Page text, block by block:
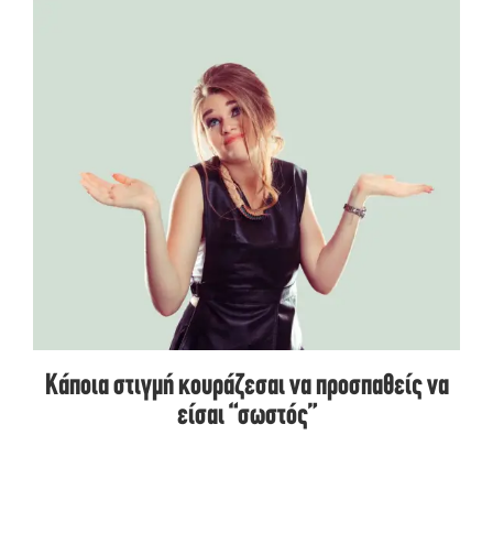
Κάποια στιγμή κουράζεσαι να προσπαθείς να
είσαι “σωστός”